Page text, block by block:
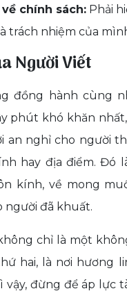
chính sách: Phải
trách nhiệm của
Người Viết
đồng hành cùng
phút khó khăn
an nghỉ cho người
hay địa điểm. Đó
kính, về mong
người đã khuất.
chỉ là một
hai, là nơi hương
vậy, đừng để áp lực